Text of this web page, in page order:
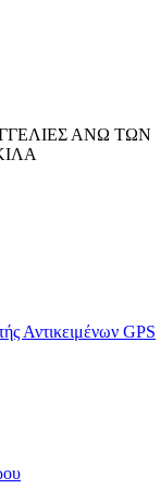
ΑΝΩ ΤΩΝ
Αντικειμένων GPS